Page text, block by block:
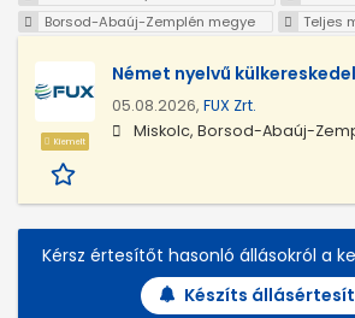
Borsod-Abaúj-Zemplén megye
Teljes
Kiemelt
Német nyelvű
05.08.2026, FUX Zrt.
Miskolc, Borsod-Abaúj-
Kérsz értesítőt hasonló állásokról a
Készíts